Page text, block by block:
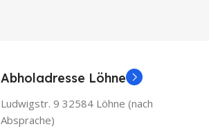
Abholadresse Löhne
Ludwigstr. 9 32584 Löhne (nach
Absprache)